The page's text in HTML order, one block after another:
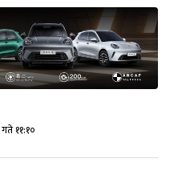
११:१०